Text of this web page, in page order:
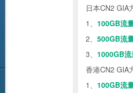
日本CN2 GIA
1、 100GB流
2、 500GB流
3、 1000GB
香港CN2 GIA
1、 100GB流